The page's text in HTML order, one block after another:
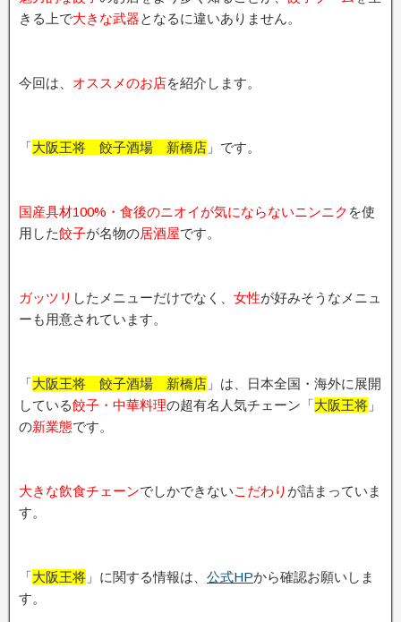
きる上で大きな武器となるに違いありません。
今回は、 オススメのお店を紹介します。
「大阪王将 餃子酒場 新橋店 」です。
国産具材100%・食後のニオイが気にならないニンニク を使
用した餃子が名物の居酒屋です。
ガッツリ したメニューだけでなく、 女性が好みそうなメニュ
ーも用意されています。
「大阪王将 餃子酒場 新橋店 」は、日本全国・海外に展開
している餃子・中華料理の超有名人気チェーン「大阪王将 」
の新業態です。
大きな飲食チェーンでしかできないこだわり が詰まっていま
す。
「大阪王将 」に関する情報は、 公式HPから確認お願いしま
す。